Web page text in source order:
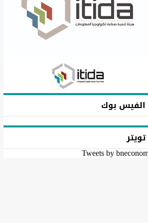
الفيس بوك
تويتر
Tweets by